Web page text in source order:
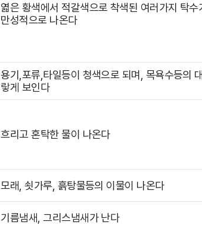
엷은 황색에서 적갈색으로 착색된 여러가지 탁수
만성적으로 나온다
용기,포류,타일등이 청색으로 되며, 목욕수등의
랗게 보인다
흐리고 혼탁한 물이 나온다
모래, 쇳가루, 흙탕물등의 이물이 나온다
기름냄새, 그리스냄새가 난다